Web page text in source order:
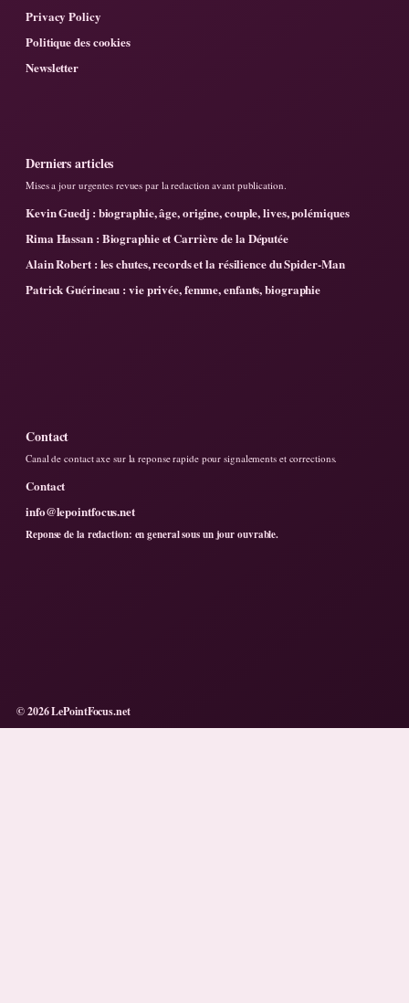
Privacy Policy
Politique des cookies
Newsletter
Derniers articles
Mises a jour urgentes revues par la redaction avant publication.
Kevin Guedj : biographie, âge, origine, couple, lives, polémiques
Rima Hassan : Biographie et Carrière de la Députée
Alain Robert : les chutes, records et la résilience du Spider-Man
Patrick Guérineau : vie privée, femme, enfants, biographie
Contact
Canal de contact axe sur la reponse rapide pour signalements et corrections.
Contact
info@lepointfocus.net
Reponse de la redaction: en general sous un jour ouvrable.
© 2026 LePointFocus.net